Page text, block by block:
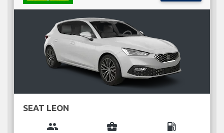
SEAT LEON
group business_center local_gas_station